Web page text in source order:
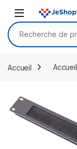
Recherche pour :
Accueil Accueil